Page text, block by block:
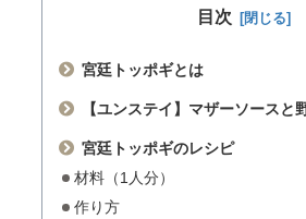
目次
宮廷トッポギとは
【ユンステイ】マザーソースと
宮廷トッポギのレシピ
材料（1人分）
作り方